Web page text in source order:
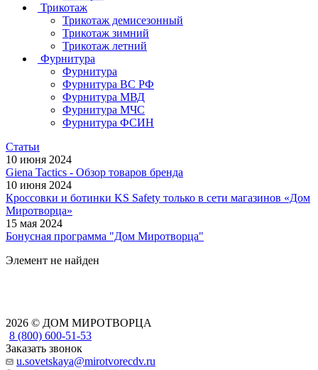
Трикотаж
Трикотаж демисезонный
Трикотаж зимний
Трикотаж летний
Фурнитура
Фурнитура
Фурнитура ВС РФ
Фурнитура МВД
Фурнитура МЧС
Фурнитура ФСИН
Статьи
10 июня 2024
Giena Tactics - Обзор товаров бренда
10 июня 2024
Кроссовки и ботинки KS Safety только в сети магазинов «Дом
Миротворца»
15 мая 2024
Бонусная программа "Дом Миротворца"
Элемент не найден
2026 © ДОМ МИРОТВОРЦА
8 (800) 600-51-53
Заказать звонок
u.sovetskaya@mirotvorecdv.ru